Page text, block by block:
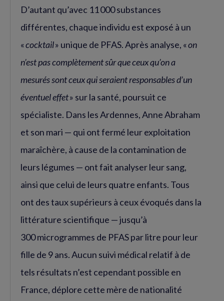
D’autant qu’avec 11 000 substances
différentes, chaque individu est exposé à un
«cocktail» unique de PFAS. Après analyse, «on
n’est pas complètement sûr que ceux qu’on a
mesurés sont ceux qui seraient responsables d’un
éventuel effet» sur la santé, poursuit ce
spécialiste. Dans les Ardennes, Anne Abraham
et son mari — qui ont fermé leur exploitation
maraîchère, à cause de la contamination de
leurs légumes — ont fait analyser leur sang,
ainsi que celui de leurs quatre enfants. Tous
ont des taux supérieurs à ceux évoqués dans la
littérature scientifique — jusqu’à
300 microgrammes de PFAS par litre pour leur
fille de 9 ans. Aucun suivi médical relatif à de
tels résultats n’est cependant possible en
France, déplore cette mère de nationalité